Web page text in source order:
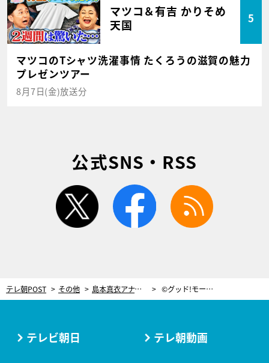
マツコ＆有吉 かりそめ
天国
5
マツコのTシャツ洗濯事情 たくろうの滋賀の魅力
プレゼンツアー
8月7日(金)放送分
公式SNS・RSS
twitter facebook
テレ朝POST その他 島本真衣アナ、徒競走出場?!昔の体育祭を思い出して“スタートダッシュ姿”披露 ©グッド!モーニング
テレビ朝日 テレ朝動画